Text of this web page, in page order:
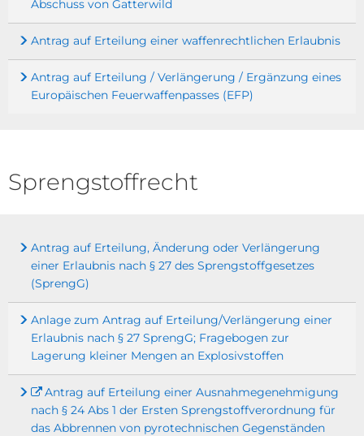
Abschuss von Gatterwild
Antrag auf Erteilung einer waffenrechtlichen Erlaubnis
Antrag auf Erteilung / Verlängerung / Ergänzung eines
Europäischen Feuerwaffenpasses (EFP)
Sprengstoffrecht
Antrag auf Erteilung, Änderung oder Verlängerung
einer Erlaubnis nach § 27 des Sprengstoffgesetzes
(SprengG)
Anlage zum Antrag auf Erteilung/Verlängerung einer
Erlaubnis nach § 27 SprengG; Fragebogen zur
Lagerung kleiner Mengen an Explosivstoffen
Antrag auf Erteilung einer Ausnahmegenehmigung
nach § 24 Abs 1 der Ersten Sprengstoffverordnung für
das Abbrennen von pyrotechnischen Gegenständen